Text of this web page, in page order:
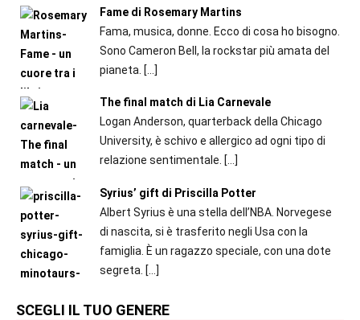
Fame di Rosemary Martins
Fama, musica, donne. Ecco di cosa ho bisogno.
Sono Cameron Bell, la rockstar più amata del
pianeta. […]
The final match di Lia Carnevale
Logan Anderson, quarterback della Chicago
University, è schivo e allergico ad ogni tipo di
relazione sentimentale. […]
Syrius’ gift di Priscilla Potter
Albert Syrius è una stella dell’NBA. Norvegese
di nascita, si è trasferito negli Usa con la
famiglia. È un ragazzo speciale, con una dote
segreta. […]
SCEGLI IL TUO GENERE